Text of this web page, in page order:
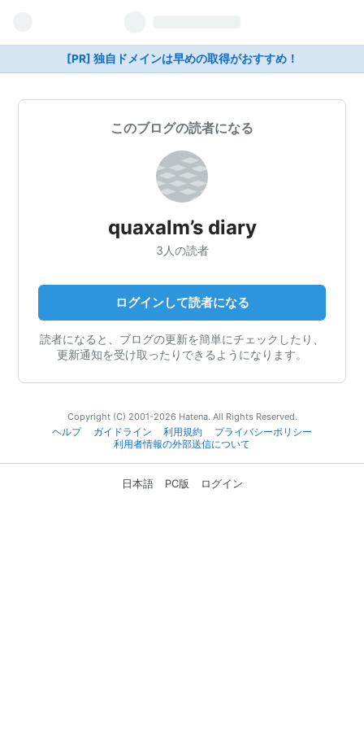
[PR] 独自ドメインは早めの取得がおすすめ！
このブログの読者になる
quaxalm’s diary
3人の読者
ログインして読者になる
読者になると、ブログの更新を簡単にチェックしたり、
更新通知を受け取ったりできるようになります。
Copyright (C) 2001-2026 Hatena. All Rights Reserved.
ヘルプ
ガイドライン 利用規約
プライバシーポリシー
利用者情報の外部送信について
日本語 PC版 ログイン